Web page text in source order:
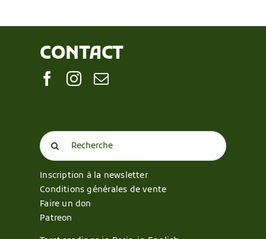
CONTACT
Search
for:
Inscription à la newsletter
Conditions générales de vente
Faire un don
Patreon